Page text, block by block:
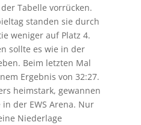
Tabelle vorrücken.
standen sie durch
weniger auf Platz 4.
sollte es wie in der
Beim letzten Mal
Ergebnis von 32:27.
heimstark, gewannen
der EWS Arena. Nur
Niederlage